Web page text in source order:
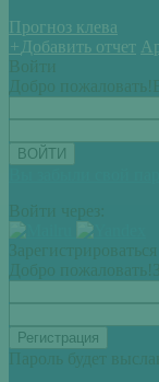
Прогноз клева
+ Добавить отчет
Войти
Добро пожаловать!
Войти через:
Зарегистрироваться
Добро пожаловать!
Пароль будет